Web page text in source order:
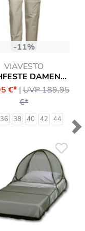
-11%
VIAVESTO
STICHFESTE DAMEN-ZIPP-HOSE EANES
€* |UVP 189,95
€*
36 38 40 42 44